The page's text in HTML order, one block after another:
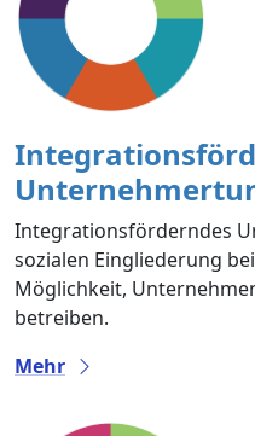
Integrationsförderndes
sozialen Eingliederung
Möglichkeit,
betreiben.
Mehr